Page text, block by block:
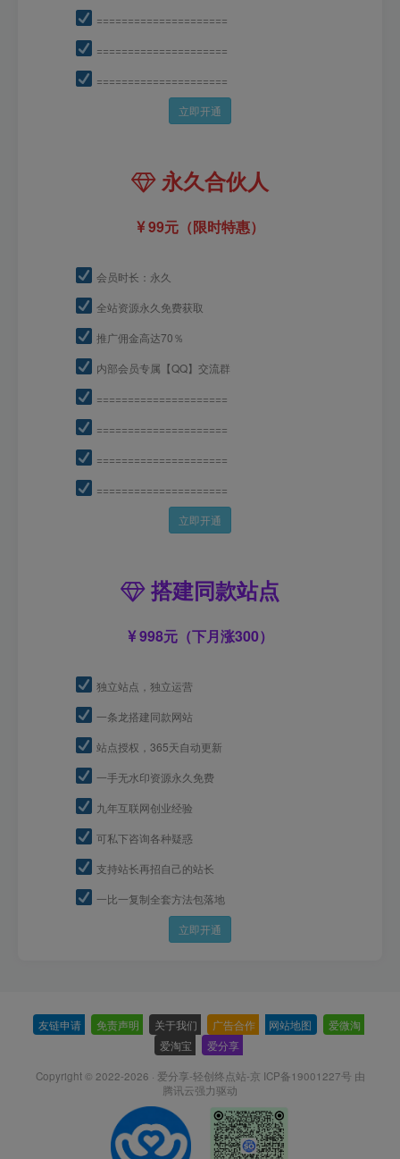
=====================
=====================
=====================
立即开通
永久合伙人
99元（限时特惠）
会员时长：永久
全站资源永久免费获取
推广佣金高达70％
内部会员专属【QQ】交流群
=====================
=====================
=====================
=====================
立即开通
搭建同款站点
998元（下月涨300）
独立站点，独立运营
一条龙搭建同款网站
站点授权，365天自动更新
一手无水印资源永久免费
九年互联网创业经验
可私下咨询各种疑惑
支持站长再招自己的站长
一比一复制全套方法包落地
立即开通
友链申请 免责声明 关于我们 广告合作 网站地图 爱微淘
爱淘宝
爱分享
Copyright © 2022-2026 · 爱分享-轻创终点站-京 ICP备19001227号 由
腾讯云强力驱动